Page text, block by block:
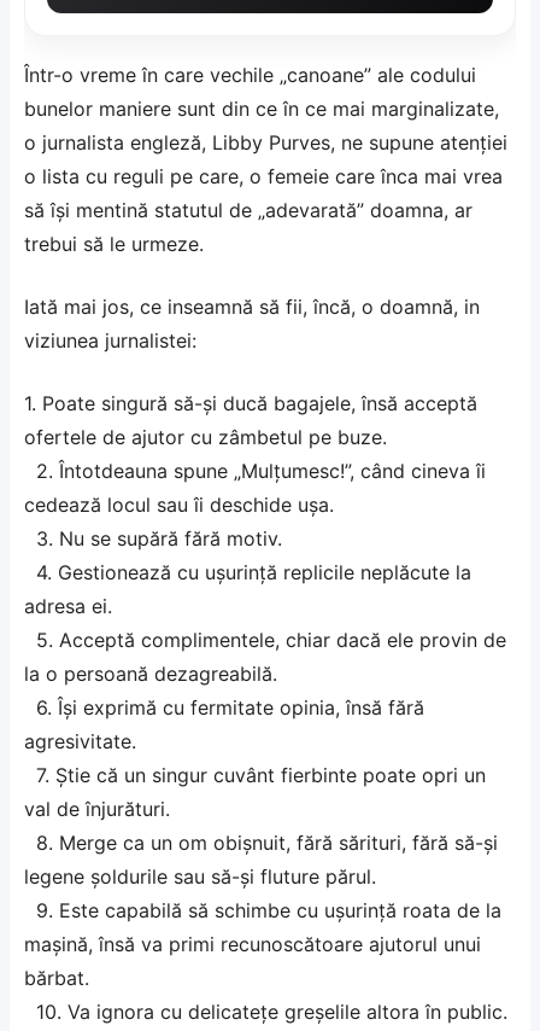
Într-o vreme în care vechile „canoane” ale codului
bunelor maniere sunt din ce în ce mai marginalizate,
o jurnalista engleză, Libby Purves, ne supune atenţiei
o lista cu reguli pe care, o femeie care înca mai vrea
să îşi mentină statutul de „adevarată” doamna, ar
trebui să le urmeze.
Iată mai jos, ce inseamnă să fii, încă, o doamnă, in
viziunea jurnalistei:
1. Poate singură să-și ducă bagajele, însă acceptă
ofertele de ajutor cu zâmbetul pe buze.
2. Întotdeauna spune „Mulțumesc!”, când cineva îi
cedează locul sau îi deschide ușa.
3. Nu se supără fără motiv.
4. Gestionează cu ușurință replicile neplăcute la
adresa ei.
5. Acceptă complimentele, chiar dacă ele provin de
la o persoană dezagreabilă.
6. Își exprimă cu fermitate opinia, însă fără
agresivitate.
7. Știe că un singur cuvânt fierbinte poate opri un
val de înjurături.
8. Merge ca un om obișnuit, fără sărituri, fără să-și
legene șoldurile sau să-și fluture părul.
9. Este capabilă să schimbe cu ușurință roata de la
mașină, însă va primi recunoscătoare ajutorul unui
bărbat.
10. Va ignora cu delicatețe greșelile altora în public.